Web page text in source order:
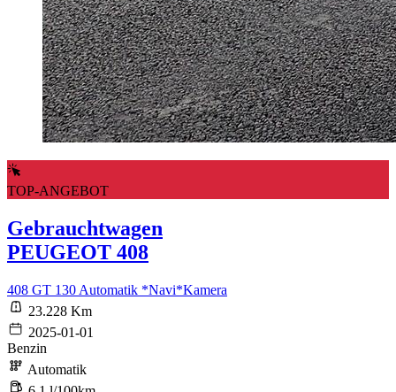
TOP-ANGEBOT
Gebrauchtwagen
PEUGEOT 408
408 GT 130 Automatik *Navi*Kamera
23.228 Km
2025-01-01
Benzin
Automatik